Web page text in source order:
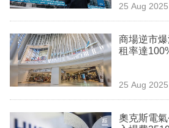
商
業
科
技
25 Aug 2025
商場逆市爆滿 港鐵：16
25 Aug 2025
奧克斯電